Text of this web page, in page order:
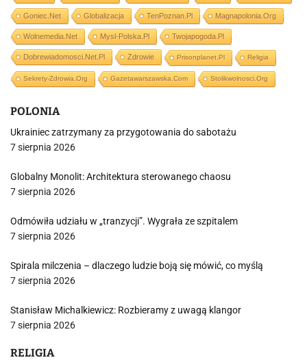
Goniec.net Globalizacja TenPoznan.pl Magnapolonia.org
Wolnemedia.net Mysl-Polska.pl Twojapogoda.pl
Dobrewiadomosci.net.pl Zdrowie Prisonplanet.pl Religia
Sekrety-Zdrowia.org Gazetawarszawska.com Stolikwolnosci.org
POLONIA
Ukrainiec zatrzymany za przygotowania do sabotażu
7 sierpnia 2026
Globalny Monolit: Architektura sterowanego chaosu
7 sierpnia 2026
Odmówiła udziału w „tranzycji”. Wygrała ze szpitalem
7 sierpnia 2026
Spirala milczenia – dlaczego ludzie boją się mówić, co myślą
7 sierpnia 2026
Stanisław Michalkiewicz: Rozbieramy z uwagą klangor
7 sierpnia 2026
RELIGIA